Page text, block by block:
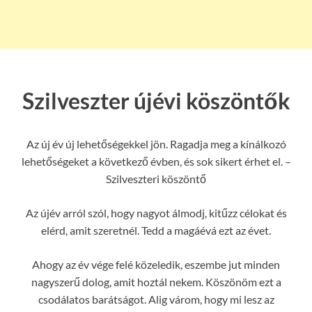
Szilveszter újévi köszöntők
Az új év új lehetőségekkel jön. Ragadja meg a kínálkozó
lehetőségeket a következő évben, és sok sikert érhet el. –
Szilveszteri köszöntő
Az újév arról szól, hogy nagyot álmodj, kitűzz célokat és
elérd, amit szeretnél. Tedd a magáévá ezt az évet.
Ahogy az év vége felé közeledik, eszembe jut minden
nagyszerű dolog, amit hoztál nekem. Köszönöm ezt a
csodálatos barátságot. Alig várom, hogy mi lesz az